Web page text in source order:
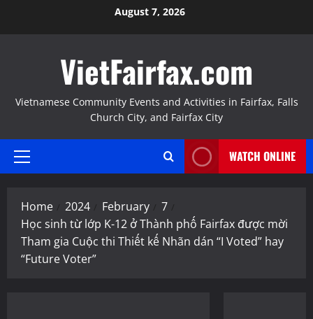
August 7, 2026
VietFairfax.com
Vietnamese Community Events and Activities in Fairfax, Falls
Church City, and Fairfax City
Primary
WATCH ONLINE
Home 2024 February
7
Học sinh từ lớp K-12 ở Thành phố Fairfax được mời
Tham gia Cuộc thi Thiết kế Nhãn dán “I Voted” hay
“Future Voter”